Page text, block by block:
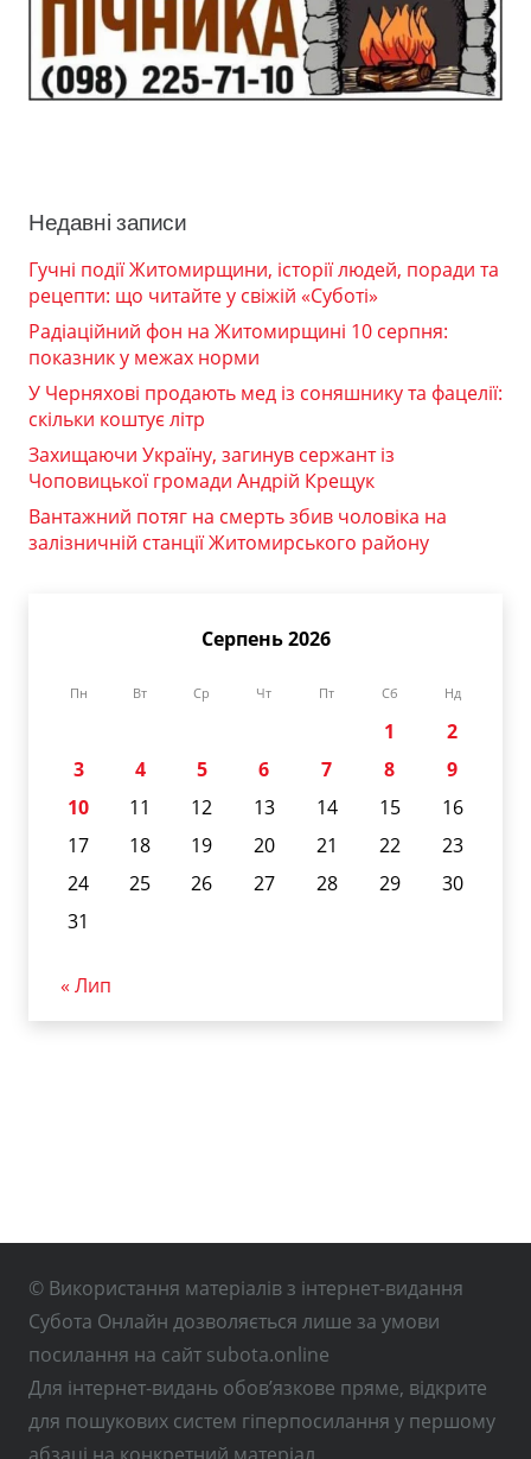
Недавні записи
Гучні події Житомирщини, історії людей, поради та
рецепти: що читайте у свіжій «Суботі»
Радіаційний фон на Житомирщині 10 серпня:
показник у межах норми
У Черняхові продають мед із соняшнику та фацелії:
скільки коштує літр
Захищаючи Україну, загинув сержант із
Чоповицької громади Андрій Крещук
Вантажний потяг на смерть збив чоловіка на
залізничній станції Житомирського району
Серпень 2026
Пн Вт Ср Чт Пт Сб Нд
1
2
3
4 5 6 7 8
9
10
11 12 13 14 15
16
17
18 19 20 21 22
23
24
25 26 27 28 29
30
31
« Лип
© Використання матеріалів з інтернет-видання
Субота Онлайн дозволяється лише за умови
посилання на сайт subota.online
Для інтернет-видань обов’язкове пряме, відкрите
для пошукових систем гіперпосилання у першому